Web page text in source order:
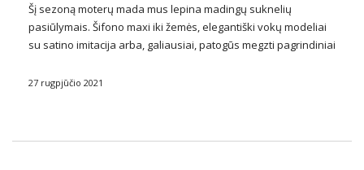
Šį sezoną moterų mada mus lepina madingų suknelių
pasiūlymais. Šifono maxi iki žemės, elegantiški vokų modeliai
su satino imitacija arba, galiausiai, patogūs megzti pagrindiniai
kurį iš jų ypač verta investuoti? …
27 rugpjūčio 2021